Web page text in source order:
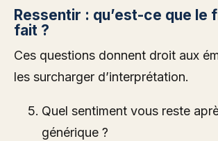
Ressentir : qu’est-ce que le
fait ?
Ces questions donnent droit aux
les surcharger d’interprétation.
Quel sentiment vous reste
générique ?